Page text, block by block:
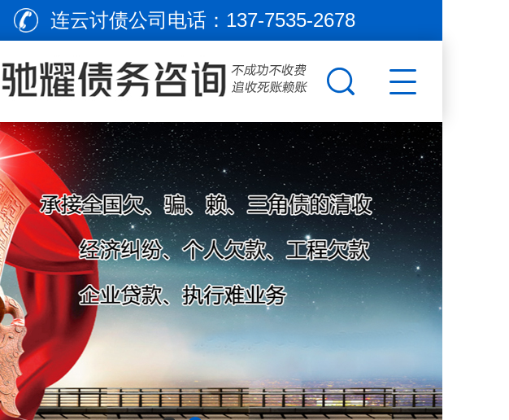
连云讨债公司电话： 137-7535-2678